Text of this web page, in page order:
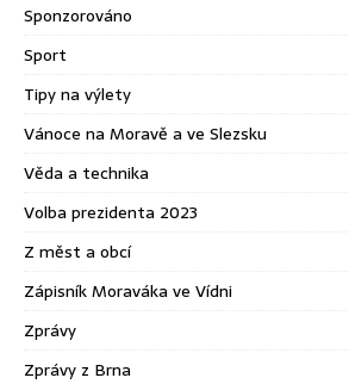
Sponzorováno
Sport
Tipy na výlety
Vánoce na Moravě a ve Slezsku
Věda a technika
Volba prezidenta 2023
Z měst a obcí
Zápisník Moraváka ve Vídni
Zprávy
Zprávy z Brna